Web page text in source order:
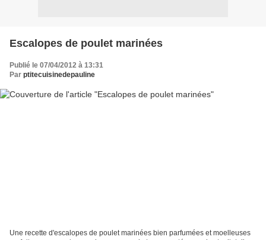
Escalopes de poulet marinées
Publié le 07/04/2012 à 13:31
Par ptitecuisinedepauline
Une recette d'escalopes de poulet marinées bien parfumées et moelleuses